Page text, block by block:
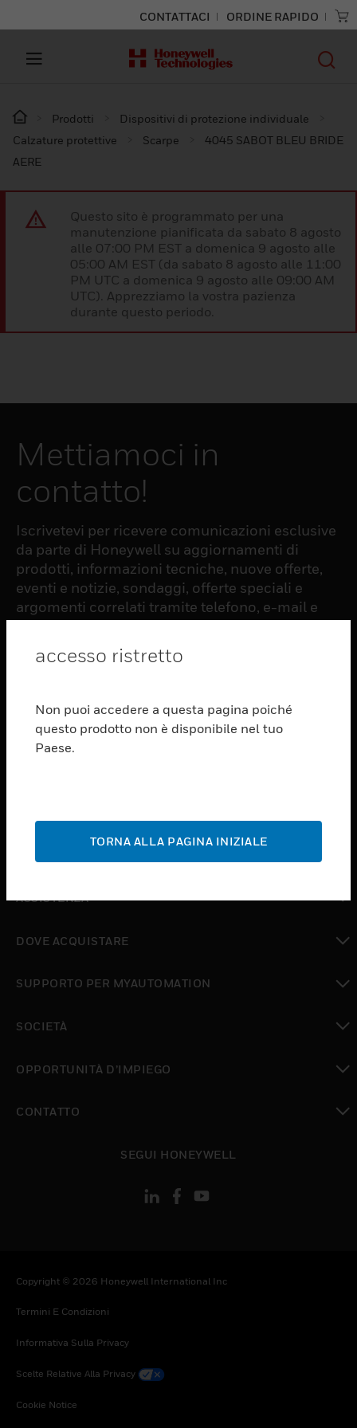
CONTATTACI ORDINE RAPIDO
Prodotti
Dispositivi di protezione individuale
Calzature protettive
Scarpe
4045 SABOT BLEU BRIDE
AERE
Questo sito è programmato per una
manutenzione pianificata da sabato 8 agosto
alle 07:00 PM EST a domenica 9 agosto alle
05:00 AM EST (da sabato 8 agosto alle 11:00
PM UTC a domenica 9 agosto alle 09:00 AM
UTC). Apprezziamo la vostra pazienza
durante questo periodo.
Mettiamoci in
contatto!
Iscrivetevi per ricevere comunicazioni esclusive
da parte di Honeywell su aggiornamenti di
prodotti, informazioni tecniche, nuove offerte,
eventi e notizie, sondaggi, offerte speciali e
argomenti correlati tramite telefono, e-mail e
PRODUCTS
toggle view
ASSISTENZA
DOVE ACQUISTARE
SUPPORTO PER MYAUTOMATION
SOCIETÀ
OPPORTUNITÀ D’IMPIEGO
CONTATTO
SEGUI HONEYWELL
Copyright © 2026 Honeywell International Inc
Termini E Condizioni
Informativa Sulla Privacy
Scelte Relative Alla Privacy
Cookie Notice
accesso ristretto
Non puoi accedere a questa pagina poiché
questo prodotto non è disponibile nel tuo
Paese.
TORNA ALLA PAGINA INIZIALE